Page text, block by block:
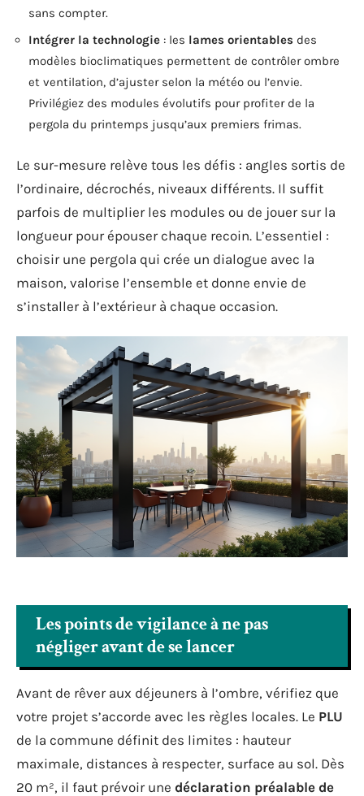
sans compter.
Intégrer la technologie : les lames orientables des
modèles bioclimatiques permettent de contrôler ombre
et ventilation, d’ajuster selon la météo ou l’envie.
Privilégiez des modules évolutifs pour profiter de la
pergola du printemps jusqu’aux premiers frimas.
Le sur-mesure relève tous les défis : angles sortis de
l’ordinaire, décrochés, niveaux différents. Il suffit
parfois de multiplier les modules ou de jouer sur la
longueur pour épouser chaque recoin. L’essentiel :
choisir une pergola qui crée un dialogue avec la
maison, valorise l’ensemble et donne envie de
s’installer à l’extérieur à chaque occasion.
Les points de vigilance à ne pas
négliger avant de se lancer
Avant de rêver aux déjeuners à l’ombre, vérifiez que
votre projet s’accorde avec les règles locales. Le PLU
de la commune définit des limites : hauteur
maximale, distances à respecter, surface au sol. Dès
20 m², il faut prévoir une déclaration préalable de